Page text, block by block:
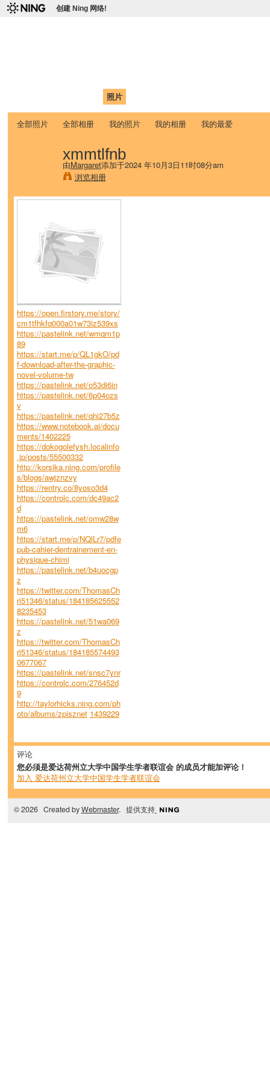
创建 Ning 网络!
照片
全部照片 全部相册 我的照片 我的相册 我的最爱
xmmtlfnb
由Margaret添加于2024 年10月3日11时08分am
浏览相册
https://open.firstory.me/story/
cm1tfhkfq000a01w73iz539xs
https://pastelink.net/wmqm1p
89
https://start.me/p/QL1gkO/pd
f-download-after-the-graphic-
novel-volume-tw
https://pastelink.net/o53di6in
https://pastelink.net/6p04ozs
v
https://pastelink.net/qhi27b5z
https://www.notebook.ai/docu
ments/1402225
https://dokogolefysh.localinfo
.jp/posts/55500332
http://korsika.ning.com/profile
s/blogs/awjznzvy
https://rentry.co/8yoso3d4
https://controlc.com/dc49ac2
d
https://pastelink.net/omw28w
m6
https://start.me/p/NQlLr7/pdfe
pub-cahier-dentrainement-en-
physique-chimi
https://pastelink.net/b4uocgp
z
https://twitter.com/ThomasCh
ri51346/status/184185625552
8235453
https://pastelink.net/51wa069
z
https://twitter.com/ThomasCh
ri51346/status/184185574493
0677067
https://pastelink.net/snsc7ynr
https://controlc.com/276452d
9
http://taylorhicks.ning.com/ph
oto/albums/zpisznet 1439229
评论
您必须是爱达荷州立大学中国学生学者联谊会 的成员才能加评论！
加入 爱达荷州立大学中国学生学者联谊会
© 2026 Created byWebmaster. 提供支持